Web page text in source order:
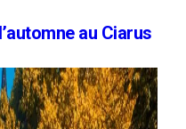
au Ciarus